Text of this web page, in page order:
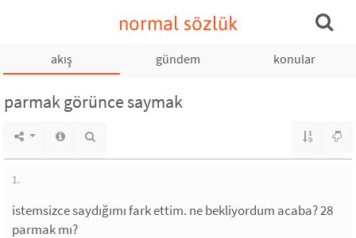
normal sözlük
akış gündem konular
parmak görünce saymak
1.
istemsizce saydığımı fark ettim. ne bekliyordum acaba? 28
parmak mı?